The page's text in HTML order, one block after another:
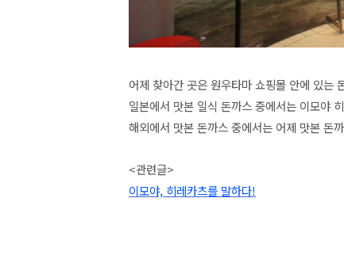
어제 찾아간 곳은 원우타마 쇼핑몰 안에 있는
일본에서 맛본 일식 돈까스 중에서는 이모야
해외에서 맛본 돈까스 중에서는 어제 맛본 돈
<관련글>
이모야, 히레카츠를 말하다!